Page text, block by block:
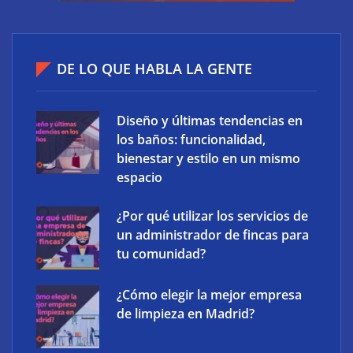
El riesgo oculto del verano en el puesto de trabajo:
XCharge: cinco retos para la electrificación de las
flotas comerciales en España
DE LO QUE HABLA LA GENTE
Diseño y últimas tendencias en
los baños: funcionalidad,
bienestar y estilo en un mismo
espacio
¿Por qué utilizar los servicios de
un administrador de fincas para
tu comunidad?
¿Cómo elegir la mejor empresa
de limpieza en Madrid?